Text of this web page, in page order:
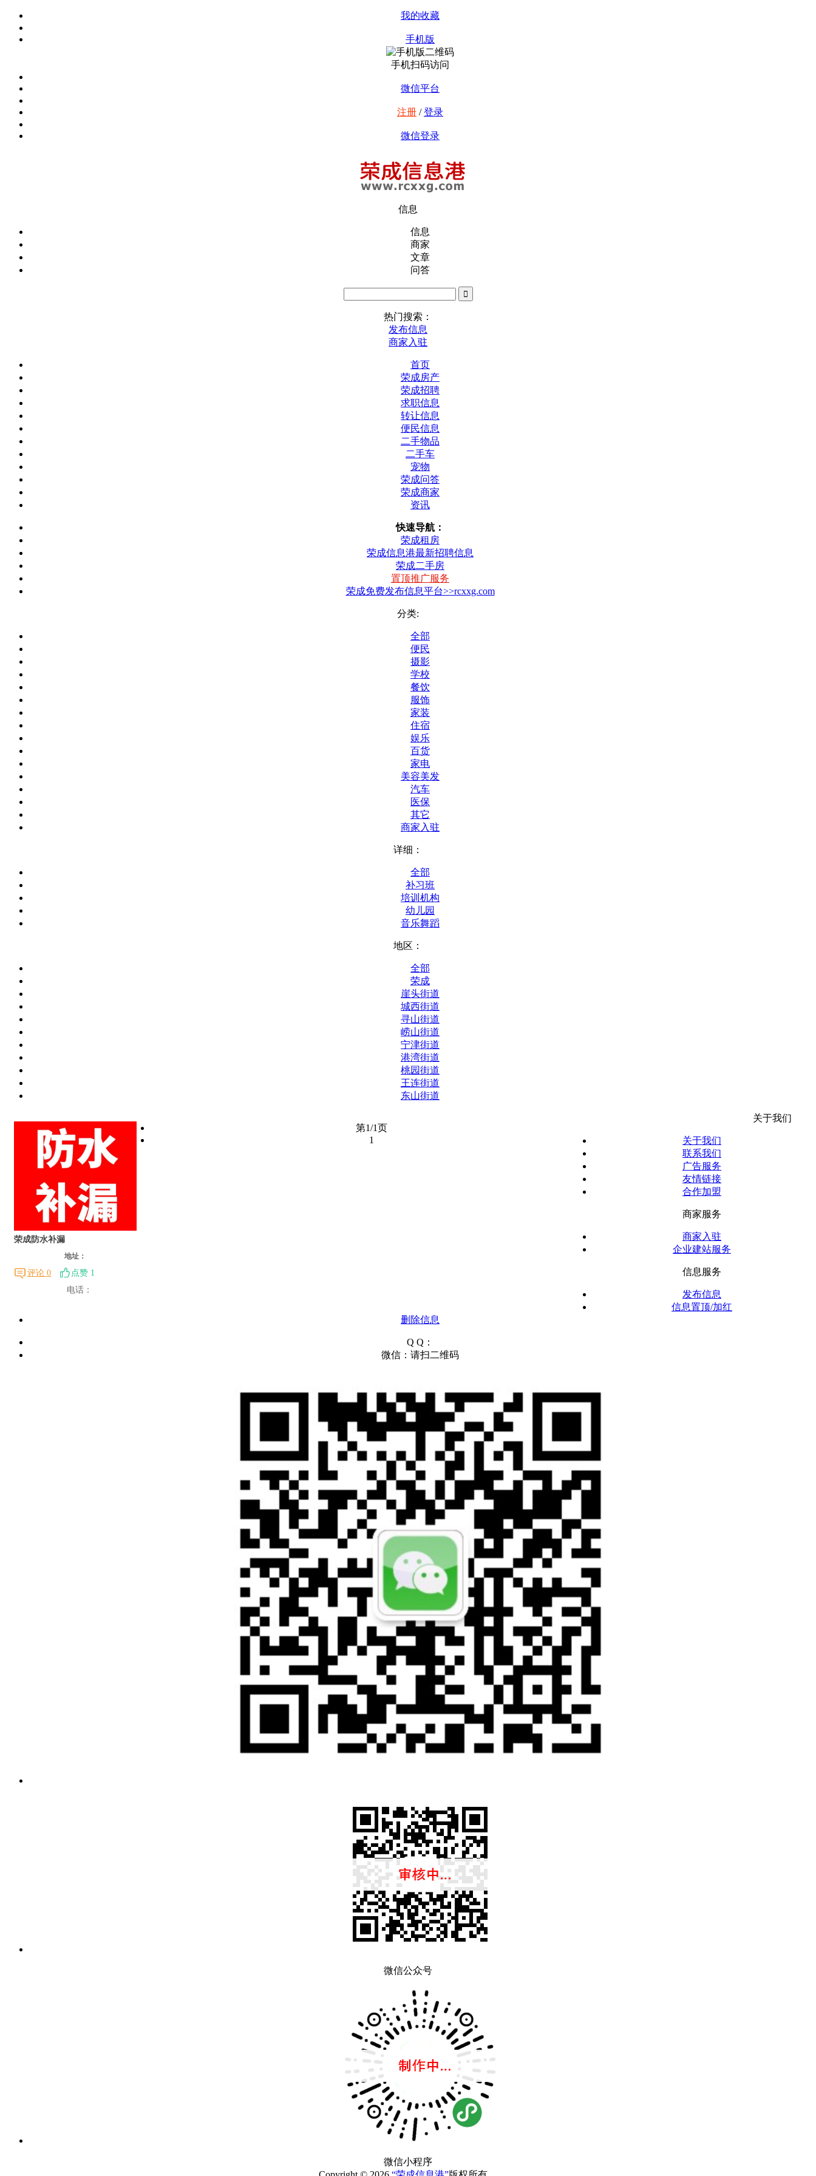
我的收藏
手机版
手机扫码访问
微信平台
注册 /登录
微信登录
信息
信息
商家
文章
问答
热门搜索：
发布信息
商家入驻
首页
荣成房产
荣成招聘
求职信息
转让信息
便民信息
二手物品
二手车
宠物
荣成问答
荣成商家
资讯
快速导航：
荣成租房
荣成信息港最新招聘信息
荣成二手房
置顶推广服务
荣成免费发布信息平台>>rcxxg.com
分类:
全部
便民
摄影
学校
餐饮
服饰
家装
住宿
娱乐
百货
家电
美容美发
汽车
医保
其它
商家入驻
详细：
全部
补习班
培训机构
幼儿园
音乐舞蹈
地区：
全部
荣成
崖头街道
城西街道
寻山街道
崂山街道
宁津街道
港湾街道
桃园街道
王连街道
东山街道
荣成防水补漏
地址：
评论 0
点赞 1
电话：
第1/1页
1
关于我们
关于我们
联系我们
广告服务
友情链接
合作加盟
商家服务
商家入驻
企业建站服务
信息服务
发布信息
信息置顶/加红
删除信息
Q Q：
微信：请扫二维码
微信公众号
微信小程序